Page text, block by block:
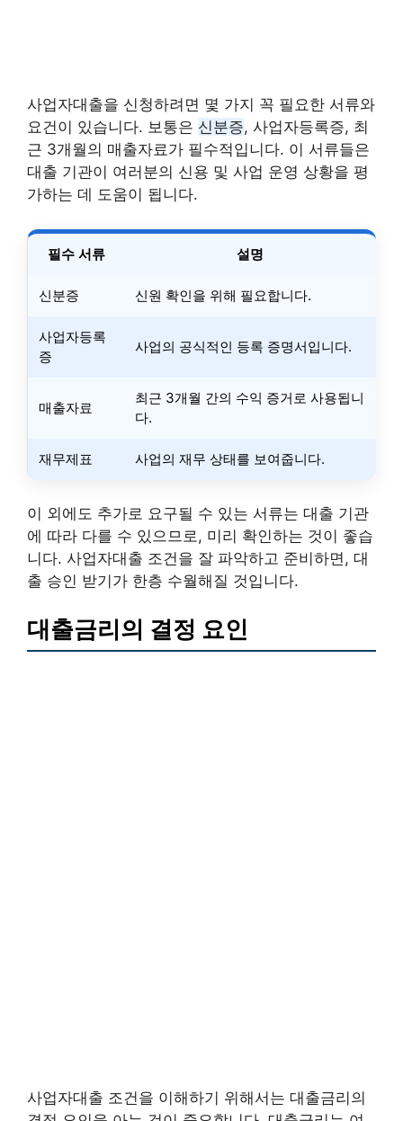
사업자대출을 신청하려면 몇 가지 꼭 필요한 서류와
요건이 있습니다. 보통은 신분증, 사업자등록증, 최
근 3개월의 매출자료가 필수적입니다. 이 서류들은
대출 기관이 여러분의 신용 및 사업 운영 상황을 평
가하는 데 도움이 됩니다.
필수 서류 설명
신분증 신원 확인을 위해 필요합니다.
사업자등록
증
사업의 공식적인 등록 증명서입니다.
매출자료
최근 3개월 간의 수익 증거로 사용됩니
다.
재무제표 사업의 재무 상태를 보여줍니다.
이 외에도 추가로 요구될 수 있는 서류는 대출 기관
에 따라 다를 수 있으므로, 미리 확인하는 것이 좋습
니다. 사업자대출 조건을 잘 파악하고 준비하면, 대
출 승인 받기가 한층 수월해질 것입니다.
대출금리의 결정 요인
사업자대출 조건을 이해하기 위해서는 대출금리의